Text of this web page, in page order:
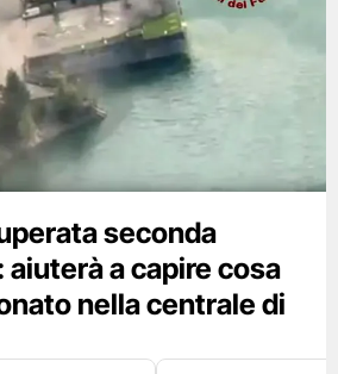
seconda
a capire cosa
nella centrale di